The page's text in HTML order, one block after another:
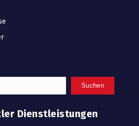
Dienstleistungen